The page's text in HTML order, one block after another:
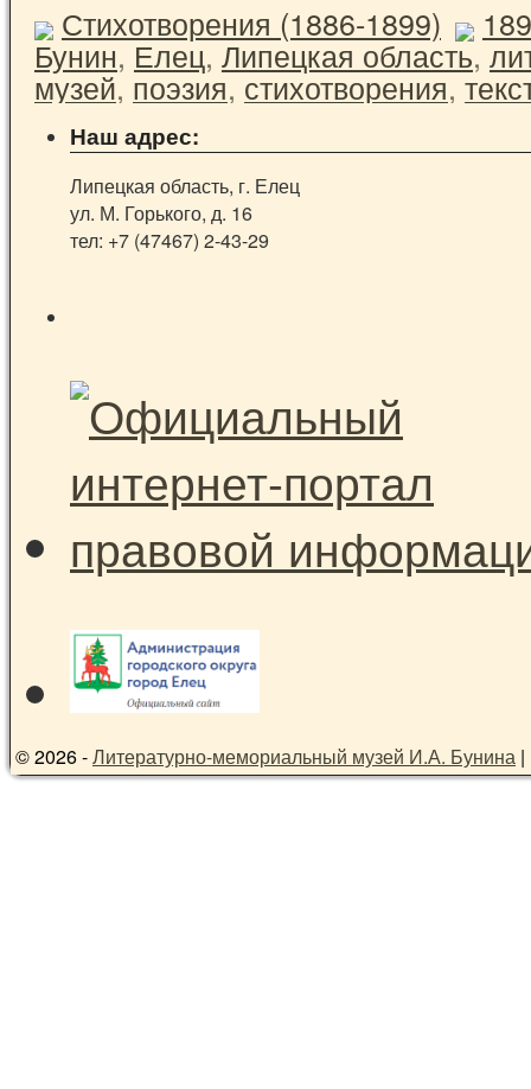
Стихотворения (1886-1899)
Бунин,Елец,Липецкая область,
музей, поэзия,стихотворения,
Наш адрес:
Липецкая область, г. Елец
ул. М. Горького, д. 16
тел: +7 (47467) 2-43-29
© 2026 -Литературно-мемориальный музей И.А. Бунина |